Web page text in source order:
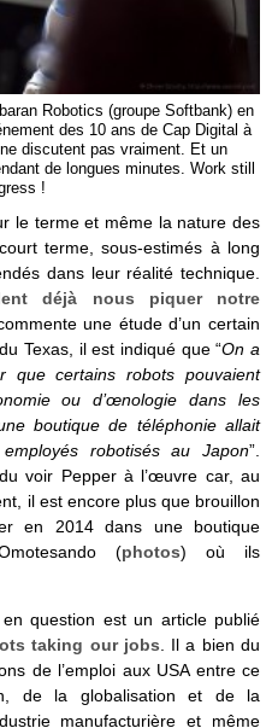
Robotics (groupe Softbank) en
des 10 ans de Cap Digital à
discutent pas vraiment. Et un
de longues minutes. Work still
!
le terme et même la nature des
terme, sous-estimés à long
dans leur réalité technique.
déjà nous piquer notre
une étude d’un certain
Texas, il est indiqué que “On a
certains robots pouvaient
ou d’œnologie dans les
boutique de téléphonie allait
robotisés au Japon”.
voir Pepper à l’œuvre car, au
il est encore plus que brouillon
en 2014 dans une boutique
(photos) où ils
question est un article publié
taking our jobs . Il a bien du
de l’emploi aux USA entre ce
de la globalisation et de la
manufacturière et même